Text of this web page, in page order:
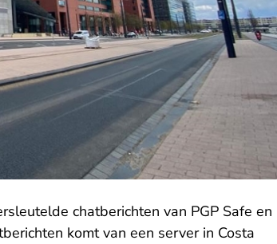
chatberichten van PGP Safe en
komt van een server in Costa